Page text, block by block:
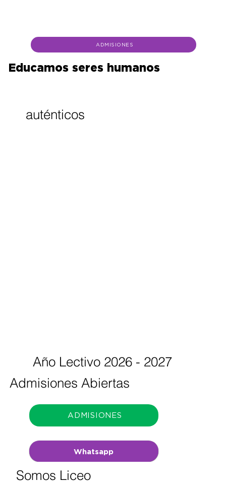
ADMISIONES
auténticos
Educamos seres humanos
Año Lectivo 2026 - 2027
Admisiones Abiertas
ADMISIONES
Whatsapp
Somos Liceo